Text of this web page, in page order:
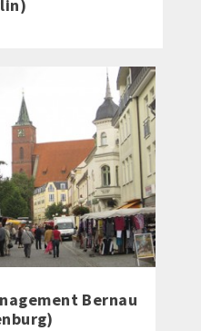
Bernau